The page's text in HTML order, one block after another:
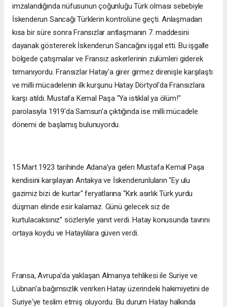
imzalandığında nüfusunun çoğunluğu Türk olması sebebiyle
İskenderun Sancağı Türklerin kontrolüne geçti. Anlaşmadan
kısa bir süre sonra Fransızlar antlaşmanın 7. maddesini
dayanak göstererek İskenderun Sancağını işgal etti. Bu işgalle
bölgede çatışmalar ve Fransız askerlerinin zulümleri giderek
tırmanıyordu. Fransızlar Hatay'a girer girmez direnişle karşılaştı
ve milli mücadelenin ilk kurşunu Hatay Dörtyol'da Fransızlara
karşı atıldı. Mustafa Kemal Paşa "Ya istiklal ya ölüm!"
parolasıyla 1919'da Samsun'a çıktığında ise milli mücadele
dönemi de başlamış bulunuyordu.
15 Mart 1923 tarihinde Adana’ya gelen Mustafa Kemal Paşa
kendisini karşılayan Antakya ve İskenderunluların "Ey ulu
gazimiz bizi de kurtar" feryatlarına “Kırk asırlık Türk yurdu
düşman elinde esir kalamaz. Günü gelecek siz de
kurtulacaksınız” sözleriyle yanıt verdi. Hatay konusunda tavrını
ortaya koydu ve Hataylılara güven verdi.
Fransa, Avrupa'da yaklaşan Almanya tehlikesi ile Suriye ve
Lübnan'a bağımsızlık verirken Hatay üzerindeki hakimiyetini de
Suriye'ye teslim etmiş oluyordu. Bu durum Hatay halkında